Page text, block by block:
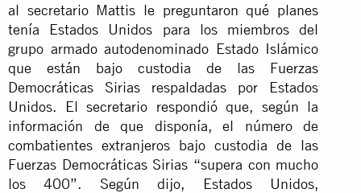
al secretario Mattis le preguntaron qué planes
tenía Estados Unidos para los miembros del
grupo armado autodenominado Estado Islámico
que están bajo custodia de las Fuerzas
Democráticas Sirias respaldadas por Estados
Unidos. El secretario respondió que, según la
información de que disponía, el número de
combatientes extranjeros bajo custodia de las
Fuerzas Democráticas Sirias “supera con mucho
los 400”. Según dijo, Estados Unidos,